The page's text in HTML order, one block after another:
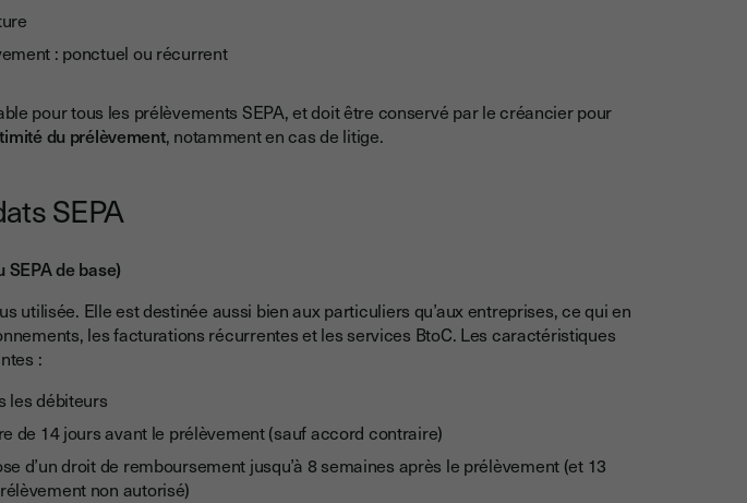
: ponctuel ou récurrent
pour tous les prélèvements SEPA, et doit être conservé par le créancier pour
du prélèvement, notamment en cas de litige.
SEPA
SEPA de base)
utilisée. Elle est destinée aussi bien aux particuliers qu’aux entreprises, ce qui en
les facturations récurrentes et les services BtoC. Les caractéristiques
:
les débiteurs
de 14 jours avant le prélèvement (sauf accord contraire)
d’un droit de remboursement jusqu’à 8 semaines après le prélèvement (et 13
non autorisé)